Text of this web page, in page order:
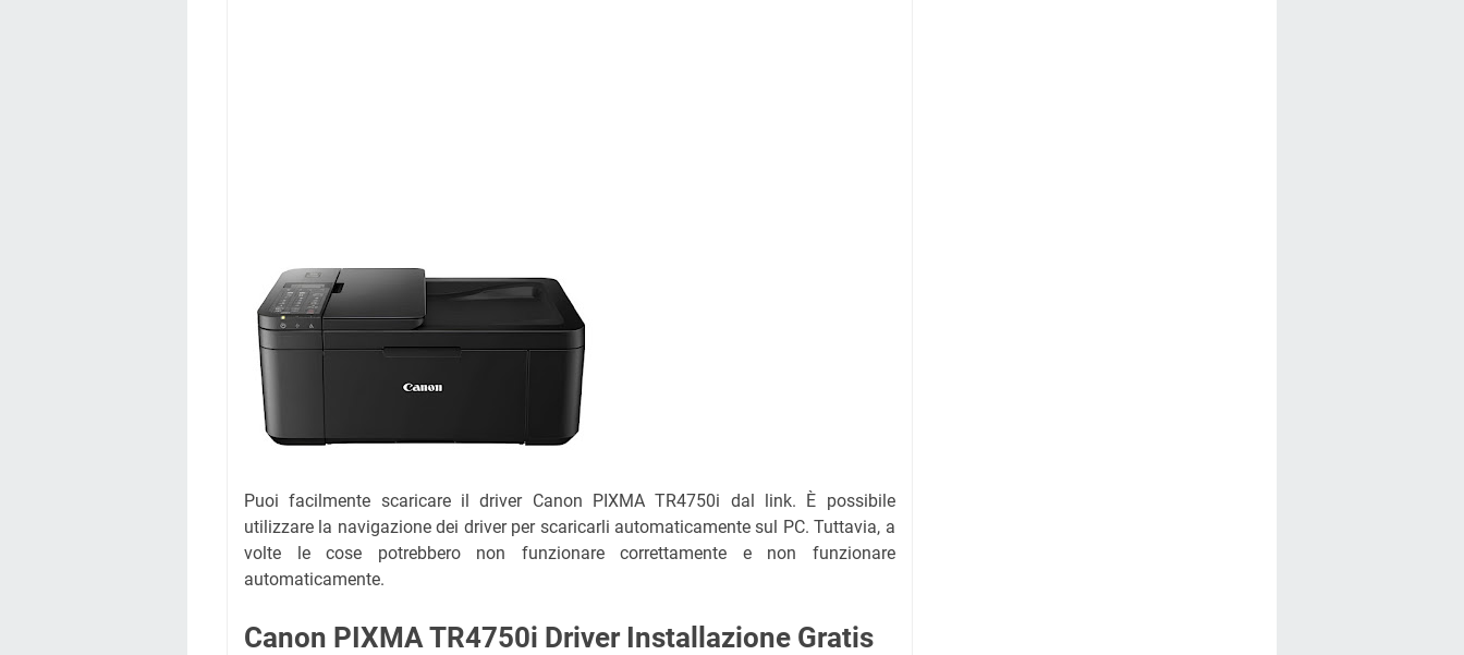
Puoi facilmente scaricare il driver Canon PIXMA TR4750i dal link. È possibile
utilizzare la navigazione dei driver per scaricarli automaticamente sul PC. Tuttavia, a
volte le cose potrebbero non funzionare correttamente e non funzionare
automaticamente.
Canon PIXMA TR4750i Driver Installazione Gratis